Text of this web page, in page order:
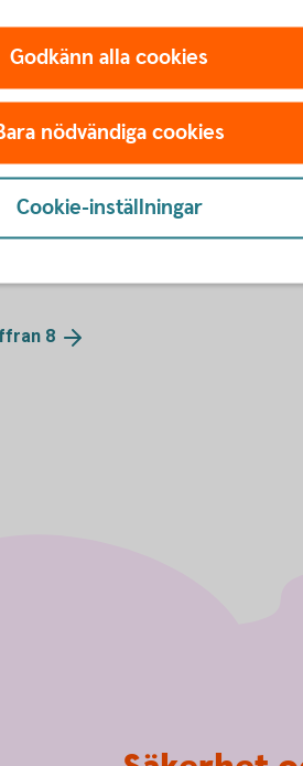
CCCCKKKKKKK
(4 siffror i
siffror)
8
Godkänn alla cookies
nödvändiga cookies
Cookie-inställningar